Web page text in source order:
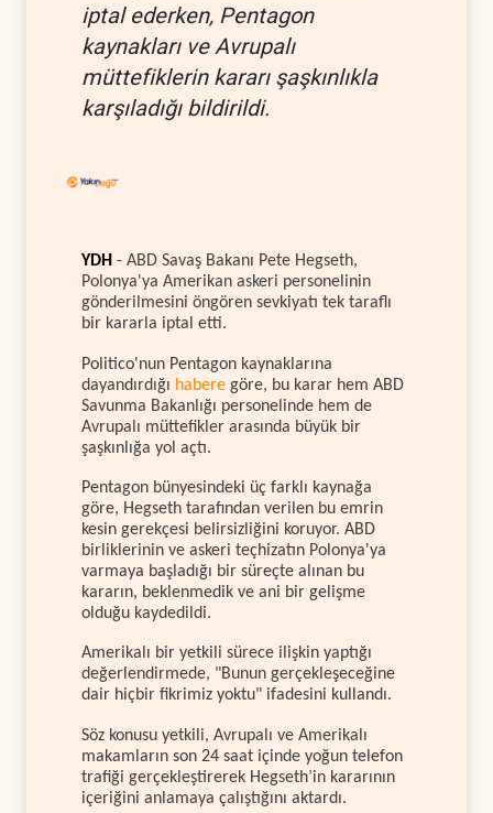
iptal ederken, Pentagon
kaynakları ve Avrupalı
müttefiklerin kararı şaşkınlıkla
karşıladığı bildirildi.
YDH - ABD Savaş Bakanı Pete Hegseth,
Polonya'ya Amerikan askeri personelinin
gönderilmesini öngören sevkiyatı tek taraflı
bir kararla iptal etti.
Politico'nun Pentagon kaynaklarına
dayandırdığı habere göre, bu karar hem ABD
Savunma Bakanlığı personelinde hem de
Avrupalı müttefikler arasında büyük bir
şaşkınlığa yol açtı.
Pentagon bünyesindeki üç farklı kaynağa
göre, Hegseth tarafından verilen bu emrin
kesin gerekçesi belirsizliğini koruyor. ABD
birliklerinin ve askeri teçhizatın Polonya'ya
varmaya başladığı bir süreçte alınan bu
kararın, beklenmedik ve ani bir gelişme
olduğu kaydedildi.
Amerikalı bir yetkili sürece ilişkin yaptığı
değerlendirmede, "Bunun gerçekleşeceğine
dair hiçbir fikrimiz yoktu" ifadesini kullandı.
Söz konusu yetkili, Avrupalı ve Amerikalı
makamların son 24 saat içinde yoğun telefon
trafiği gerçekleştirerek Hegseth’in kararının
içeriğini anlamaya çalıştığını aktardı.